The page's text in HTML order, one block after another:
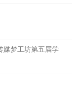
媒梦工坊第五届学